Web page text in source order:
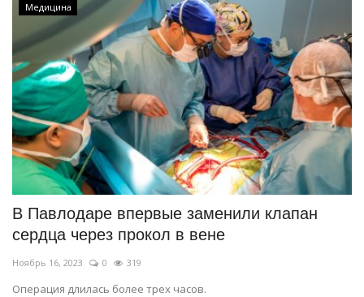
Медицина
В Павлодаре впервые заменили клапан
сердца через прокол в вене
Ноябрь 16, 2023 0 319
Операция длилась более трех часов.